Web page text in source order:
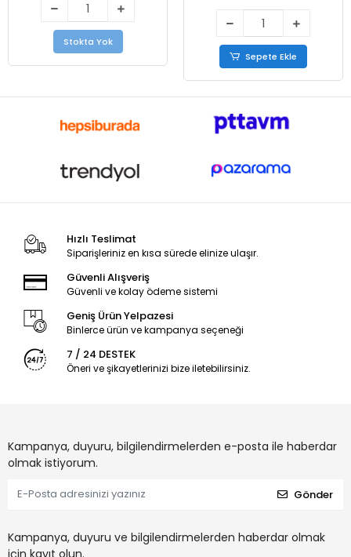
Stokta Yok
Sepete Ekle
Hızlı Teslimat
Siparişleriniz en kısa sürede elinize ulaşır.
Güvenli Alışveriş
Güvenli ve kolay ödeme sistemi
Geniş Ürün Yelpazesi
Binlerce ürün ve kampanya seçeneği
7 / 24 DESTEK
Öneri ve şikayetlerinizi bize iletebilirsiniz.
Kampanya, duyuru, bilgilendirmelerden e-posta ile haberdar
olmak istiyorum.
Gönder
Kampanya, duyuru ve bilgilendirmelerden haberdar olmak
için kayıt olun.